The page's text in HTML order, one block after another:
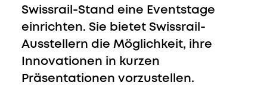
Swissrail-Stand eine Eventstage
einrichten. Sie bietet Swissrail-
Ausstellern die Möglichkeit, ihre
Innovationen in kurzen
Präsentationen vorzustellen.